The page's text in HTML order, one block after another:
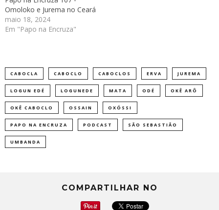
Omoloko e Jurema no Ceará
maio 18, 2024
Em "Papo na Encruza"
CABOCLA CABOCLO CABOCLOS ERVA JUREMA
LOGUN EDÉ LOGUNEDE MATA ODÉ OKÊ ARÔ
OKÊ CABOCLO OSSAIN OXÓSSI
PAPO NA ENCRUZA PODCAST SÃO SEBASTIÃO
UMBANDA
COMPARTILHAR NO